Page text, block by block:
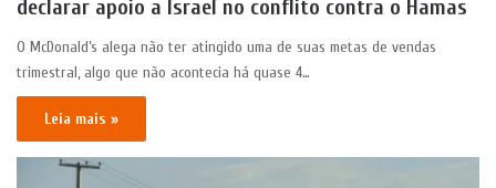
declarar apoio a Israel no conflito contra o Hamas
O McDonald’s alega não ter atingido uma de suas metas de vendas
trimestral, algo que não acontecia há quase 4…
Leia mais »